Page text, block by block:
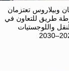
وبيلاروس تعتزمان
طريق للتعاون في
واللوجستيات